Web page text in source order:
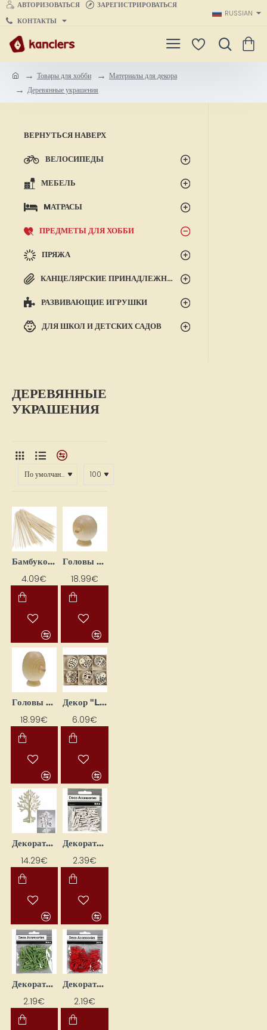
АВТОРИЗОВАТЬСЯ
ЗАРЕГИСТРИРОВАТЬСЯ
КОНТАКТЫ
RUSSIAN
m
Товары для хобби
Материалы для декора
Деревянные украшения
ВЕРНУТЬСЯ НАВЕРХ
ВЕЛОСИПЕДЫ
МЕБЕЛЬ
MАТРАСЫ
ПРЕДМЕТЫ ДЛЯ ХОББИ
ПРЯЖА
КАНЦЕЛЯРСКИЕ ПРИНАДЛЕЖНОСТИ
РАЗВИВАЮЩИЕ ИГРУШКИ
ДЛЯ ШКОЛ И ДЕТСКИХ САДОВ
ДЕРЕВЯННЫЕ
УКРАШЕНИЯ
Бамбуковые палочки для еды/канапе (200 шт.)
4.09€
Головы для кукол с шеей – круглые (D 50 мм, 5 шт.)
18.99€
Головы для кукол с шеей — овальные (47 x 70 мм, 5 шт.)
18.99€
Декор "Lieldienas ll" (24 шт.)
6.09€
Декоративное дерево для ювелирных изделий
14.29€
Декоративные деревянные прищепки - белые (36 шт.)
2.39€
Декоративные деревянные прищепки - зелёные (36 шт.)
2.19€
Декоративные деревянные прищепки - красные (36 шт.)
2.19€